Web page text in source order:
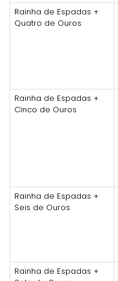
Rainha de Espadas +
Quatro de Ouros
Rainha de Espadas +
Cinco de Ouros
Rainha de Espadas +
Seis de Ouros
Rainha de Espadas +